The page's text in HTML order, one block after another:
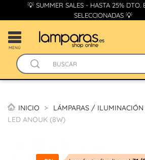
💡 SUMMER SALES - HASTA 25% DTO.
SELECCIONADAS 💡
MENÚ
INICIO LÁMPARAS / ILUMINACIÓN
LED ANOUK (8W)